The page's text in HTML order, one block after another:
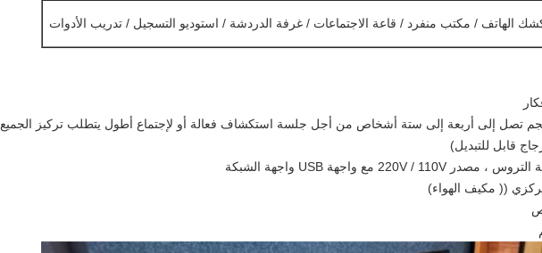
الهاتف / مكتب منفرد / قاعة الاجتماعات / غرفة الدردشة / استوديو التسجيل / تدريب الأدوات
تصل إلى أربعة إلى ستة أشخاص من أجل جلسة استكشاف فعالة أو لإجتماع أطول يتطلب تركيز الجميع.
قابل للتبديل)
(( مكيف الهواء)